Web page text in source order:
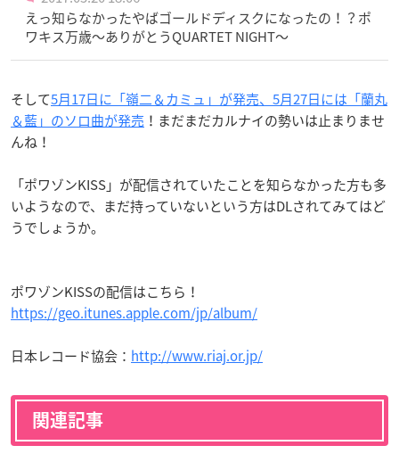
えっ知らなかったやばゴールドディスクになったの！？ポ
ワキス万歳〜ありがとうQUARTET NIGHT〜
そして5月17日に「嶺二＆カミュ」が発売、5月27日には「蘭丸
＆藍」のソロ曲が発売 ！まだまだカルナイの勢いは止まりませ
んね！
「ポワゾンKISS」が配信されていたことを知らなかった方も多
いようなので、まだ持っていないという方はDLされてみてはど
うでしょうか。
ポワゾンKISSの配信はこちら！
https://geo.itunes.apple.com/jp/album/
日本レコード協会： http://www.riaj.or.jp/
関連記事